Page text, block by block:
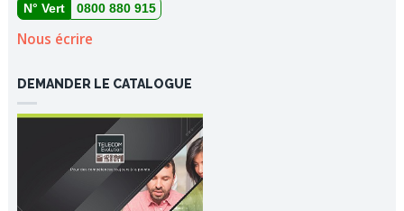
N° Vert 0800 880 915
Nous écrire
DEMANDER LE CATALOGUE